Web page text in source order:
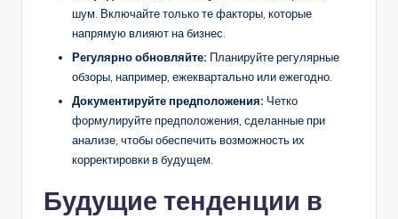
шум. Включайте только те факторы, которые
напрямую влияют на бизнес.
Регулярно обновляйте: Планируйте регулярные
обзоры, например, ежеквартально или ежегодно.
Документируйте предположения: Четко
формулируйте предположения, сделанные при
анализе, чтобы обеспечить возможность их
корректировки в будущем.
Будущие тенденции в